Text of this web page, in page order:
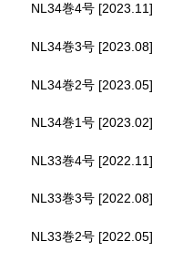
NL34巻4号 [2023.11]
NL34巻3号 [2023.08]
NL34巻2号 [2023.05]
NL34巻1号 [2023.02]
NL33巻4号 [2022.11]
NL33巻3号 [2022.08]
NL33巻2号 [2022.05]